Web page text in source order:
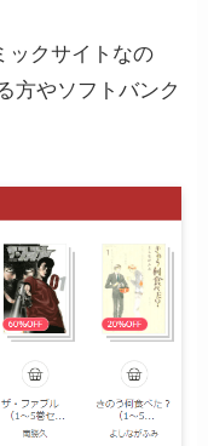
ックサイトなの
方やソフトバンク